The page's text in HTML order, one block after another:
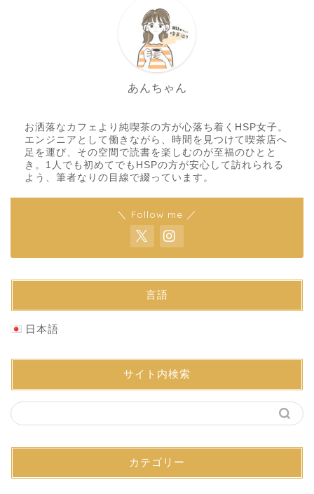
あんちゃん
お洒落なカフェより純喫茶の方が心落ち着くHSP女子。
エンジニアとして働きながら、時間を見つけて喫茶店へ
足を運び、その空間で読書を楽しむのが至福のひとと
き。1人でも初めてでもHSPの方が安心して訪れられる
よう、筆者なりの目線で綴っています。
＼ Follow me ／
言語
日本語
サイト内検索
カテゴリー